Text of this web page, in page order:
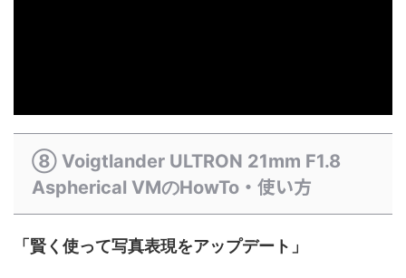
⑧ Voigtlander ULTRON 21mm F1.8
Aspherical VMのHowTo ・使い方
「賢く使って写真表現をアップデート」